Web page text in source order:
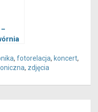
, fotorelacja, koncert,
, zdjęcia